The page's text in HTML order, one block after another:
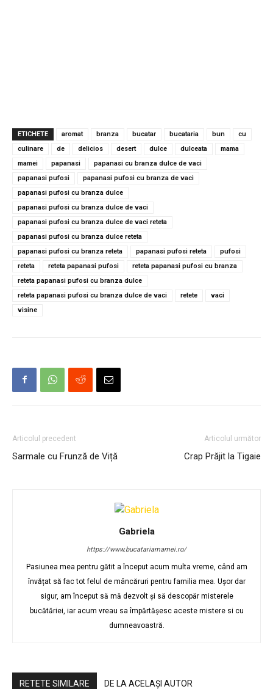
ETICHETE aromat branza bucatar bucataria bun
cu
culinare
de delicios desert dulce dulceata
mama
mamei
papanasi
papanasi cu branza dulce de vaci
papanasi pufosi
papanasi pufosi cu branza de vaci
papanasi pufosi cu branza dulce
papanasi pufosi cu branza dulce de vaci
papanasi pufosi cu branza dulce de vaci reteta
papanasi pufosi cu branza dulce reteta
papanasi pufosi cu branza reteta
papanasi pufosi reteta
pufosi
reteta
reteta papanasi pufosi
reteta papanasi pufosi cu branza
reteta papanasi pufosi cu branza dulce
reteta papanasi pufosi cu branza dulce de vaci
retete
vaci
visine
Articolul precedent
Sarmale cu Frunză de Viță
Articolul următor
Crap Prăjit la Tigaie
Gabriela
https://www.bucatariamamei.ro/
Pasiunea mea pentru gătit a început acum multa vreme, când am
învățat să fac tot felul de mâncăruri pentru familia mea. Ușor dar
sigur, am început să mă dezvolt și să descopăr misterele
bucătăriei, iar acum vreau sa împărtășesc aceste mistere si cu
dumneavoastră.
RETETE SIMILARE DE LA ACELAȘI AUTOR